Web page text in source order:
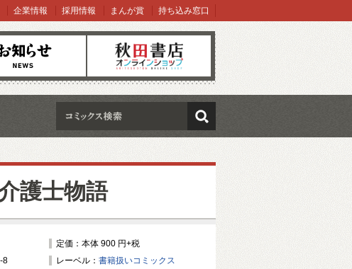
オンラインショップ
企業情報 採用情報 まんが賞 持ち込み窓口
検索
護士物語
定価：本体 900 円+税
8
レーベル： 書籍扱いコミックス